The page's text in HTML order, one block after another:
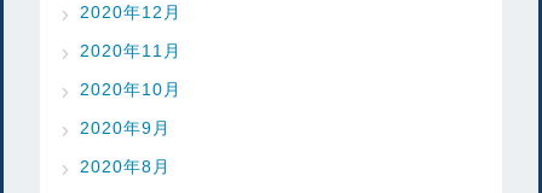
2020年12月
2020年11月
2020年10月
2020年9月
2020年8月